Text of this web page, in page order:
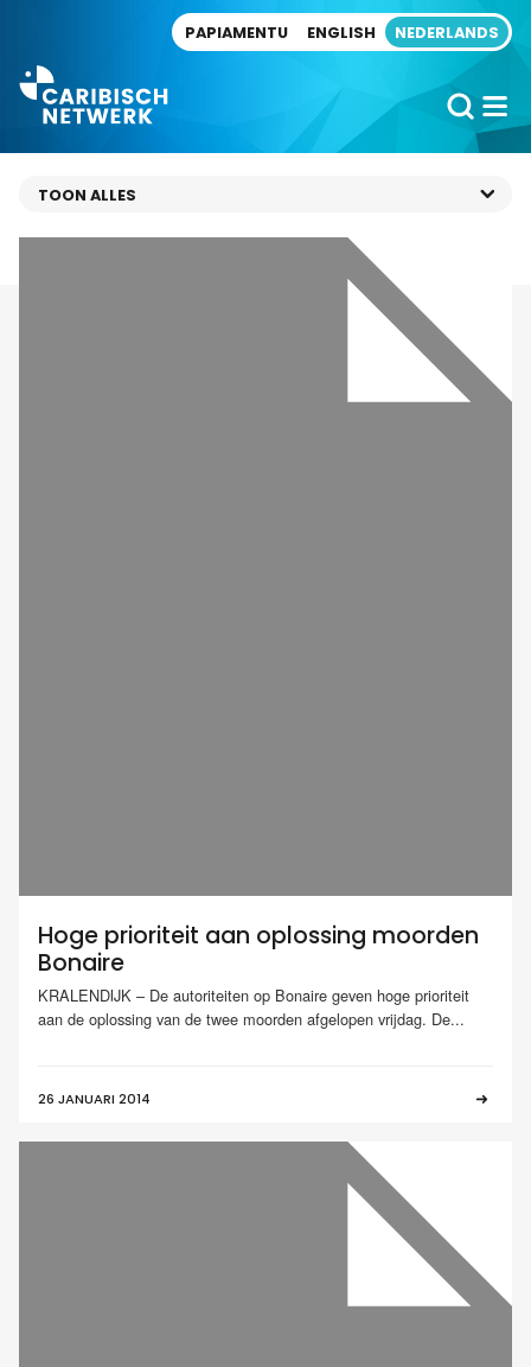
PAPIAMENTU ENGLISH NEDERLANDS
Hoge prioriteit aan oplossing moorden
Bonaire
KRALENDIJK – De autoriteiten op Bonaire geven hoge prioriteit
aan de oplossing van de twee moorden afgelopen vrijdag. De...
26 JANUARI 2014